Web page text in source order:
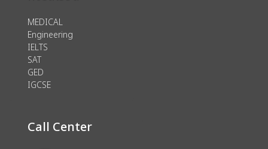
assignment ลงทะเบียน
MEDICAL
Engineering
IELTS
SAT
GED
IGCSE
Call Center